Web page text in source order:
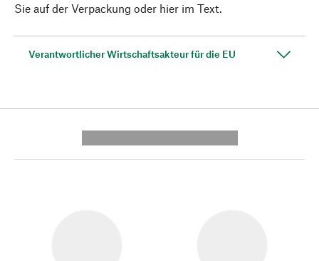
Sie auf der Verpackung oder hier im Text.
Verantwortlicher Wirtschaftsakteur für die EU